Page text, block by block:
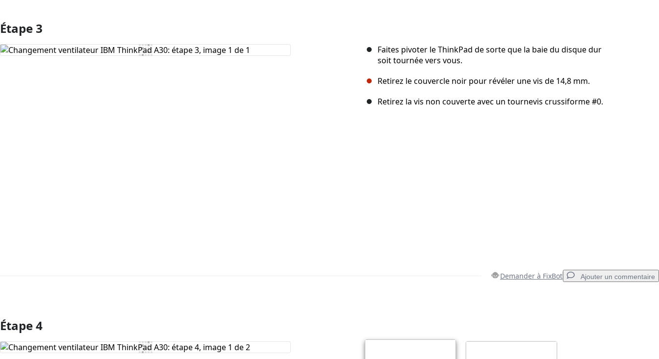
Ajouter un commentaire
Étape 3
Faites pivoter le ThinkPad de sorte que la baie du disque dur
soit tournée vers vous.
Retirez le couvercle noir pour révéler une vis de 14,8 mm.
Retirez la vis non couverte avec un tournevis crussiforme #0.
Demander à FixBot Ajouter un commentaire
Ajouter un commentaire
Étape 4